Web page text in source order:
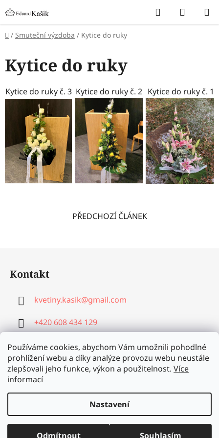
Používáme cookies, abychom Vám umožnili pohodlné
prohlížení webu a díky analýze provozu webu neustále
zlepšovali jeho funkce, výkon a použitelnost. Více
informací
Nastavení
Odmítnout Souhlasím
na
obsah
Hledat
KOŠÍK
Domů
/ Smuteční výzdoba / Kytice do ruky
Kytice do ruky
Kytice do ruky č. 3 Kytice do ruky č. 2 Kytice do ruky č. 1
PŘEDCHOZÍ ČLÁNEK
Kontakt
kvetiny.kasik@gmail.com
+420 608 434 129
+420 776 202 183
Vytvořil Shoptet